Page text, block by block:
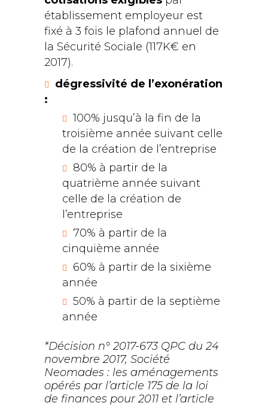
établissement employeur est
fixé à 3 fois le plafond annuel de
la Sécurité Sociale (117K€ en
2017).
dégressivité de l’exonération
:
100% jusqu’à la fin de la
troisième année suivant celle
de la création de l’entreprise
80% à partir de la
quatrième année suivant
celle de la création de
l’entreprise
70% à partir de la
cinquième année
60% à partir de la sixième
année
50% à partir de la septième
année
*Décision n° 2017-673 QPC du 24
novembre 2017, Société
Neomades : les aménagements
opérés par l’article 175 de la loi
de finances pour 2011 et l’article